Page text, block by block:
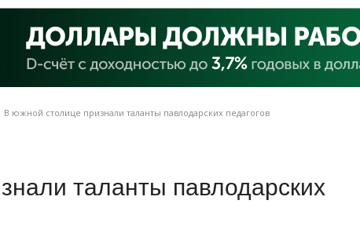
В южной столице признали таланты павлодарских педагогов
таланты павлодарских